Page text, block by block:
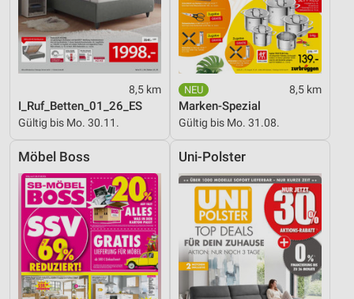
8,5 km
I_Ruf_Betten_01_26_ES
Gültig bis Mo. 30.11.
8,5 km
Marken-Spezial
Gültig bis Mo. 31.08.
Möbel Boss Uni-Polster